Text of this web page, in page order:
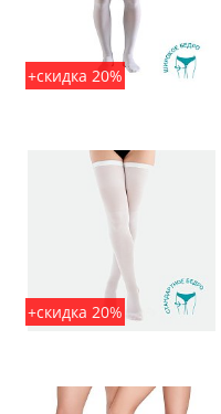
+скидка 20%
+скидка 20%